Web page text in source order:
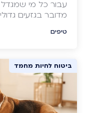
עבור כל מי
מדובר בגזעים
טיפים
ביטוח לחיות מחמד